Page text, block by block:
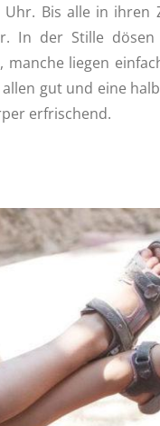
Uhr. Bis alle in ihren
In der Stille dösen
manche liegen
gut und eine
erfrischend.